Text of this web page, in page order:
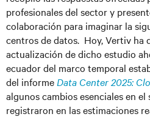
profesionales del sector y
colaboración para imaginar la
centros de datos. Hoy, Vertiv ha
actualización de dicho estudio
ecuador del marco temporal
del informe Data Center 2025:
algunos cambios esenciales en el
registraron en las estimaciones